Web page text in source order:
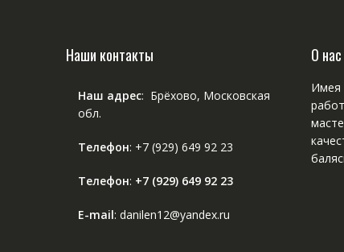
Наши контакты
Наш адрес: Брёхово, Московская
обл.
Телефон: +7 (929) 649 92 23
Телефон: +7 (929) 649 92 23
E-mail: danilen12@yandex.ru
О нас
Имея